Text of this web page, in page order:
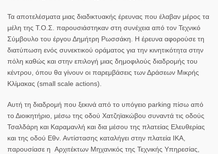
Τα αποτελέσματα μιας διαδικτυακής έρευνας που έλαβαν μέρος τα
μέλη της Τ.Ο.Σ. παρουσιάστηκαν στη συνέχεια από τον Τεχνικό
Σύμβουλο του έργου Δημήτρη Ρωσσάκη. Η έρευνα αφορούσε τη
διατύπωση ενός συνεκτικού οράματος για την κινητικότητα στην
πόλη καθώς και στην επιλογή μιας δημοφιλούς διαδρομής του
κέντρου, όπου θα γίνουν οι παρεμβάσεις των Δράσεων Μικρής
Κλίμακας (small scale actions).
Αυτή τη διαδρομή που ξεκινά από το υπόγειο parking πίσω από
το Διοικητήριο, μέσω της οδού Χατζηϊακώβου συναντά τις οδούς
Τσαλδάρη και Καραμανλή και δια μέσου της πλατείας Ελευθερίας
και της οδού Εθν. Αντίστασης καταλήγει στην πλατεία ΙΚΑ,
παρουσίασε η Αρχιτέκτων Μηχανικός της Τεχνικής Υπηρεσίας,